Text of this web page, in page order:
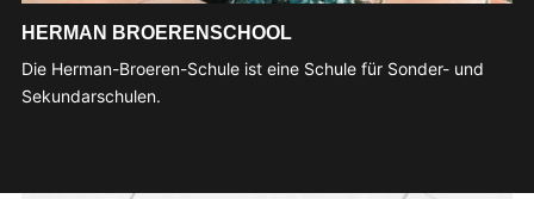
HERMAN BROERENSCHOOL
Die Herman-Broeren-Schule ist eine Schule für Sonder- und
Sekundarschulen.